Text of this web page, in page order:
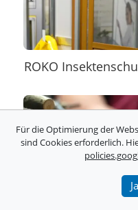
ROKO
Für die Optimierung der
sind Cookies erforderlich.
Ja